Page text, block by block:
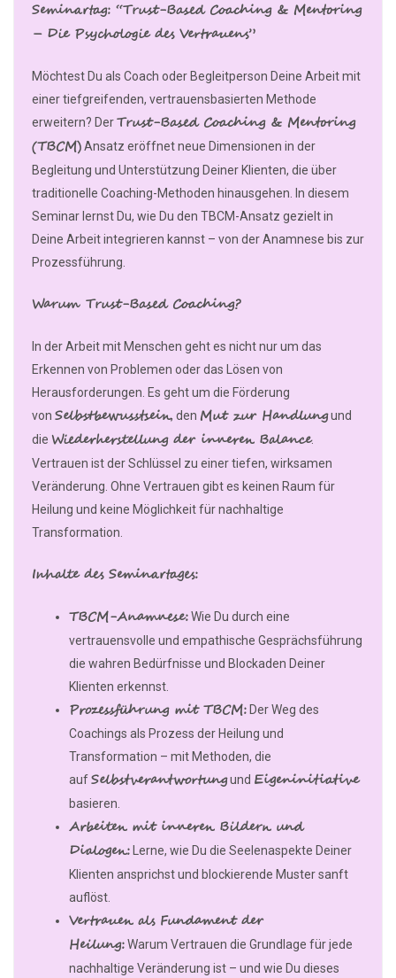
Seminartag: “Trust-Based Coaching & Mentoring
– Die Psychologie des Vertrauens”
Möchtest Du als Coach oder Begleitperson Deine Arbeit mit
einer tiefgreifenden, vertrauensbasierten Methode
erweitern? DerTrust-Based Coaching & Mentoring
(TBCM)Ansatz eröffnet neue Dimensionen in der
Begleitung und Unterstützung Deiner Klienten, die über
traditionelle Coaching-Methoden hinausgehen. In diesem
Seminar lernst Du, wie Du den TBCM-Ansatz gezielt in
Deine Arbeit integrieren kannst – von der Anamnese bis zur
Prozessführung.
Warum Trust-Based Coaching?
In der Arbeit mit Menschen geht es nicht nur um das
Erkennen von Problemen oder das Lösen von
Herausforderungen. Es geht um die Förderung
von Selbstbewusstsein, den Mut zur Handlungund
die Wiederherstellung der inneren Balance.
Vertrauen ist der Schlüssel zu einer tiefen, wirksamen
Veränderung. Ohne Vertrauen gibt es keinen Raum für
Heilung und keine Möglichkeit für nachhaltige
Transformation.
Inhalte des Seminartages:
TBCM-Anamnese:Wie Du durch eine
vertrauensvolle und empathische Gesprächsführung
die wahren Bedürfnisse und Blockaden Deiner
Klienten erkennst.
Prozessführung mit TBCM: Der Weg des
Coachings als Prozess der Heilung und
Transformation – mit Methoden, die
aufSelbstverantwortungund Eigeninitiative
basieren.
Arbeiten mit inneren Bildern und
Dialogen: Lerne, wie Du die Seelenaspekte Deiner
Klienten ansprichst und blockierende Muster sanft
auflöst.
Vertrauen als Fundament der
Heilung:Warum Vertrauen die Grundlage für jede
nachhaltige Veränderung ist – und wie Du dieses